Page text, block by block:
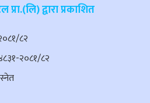
द्वारा प्रकाशित
८२
२०८१/८२